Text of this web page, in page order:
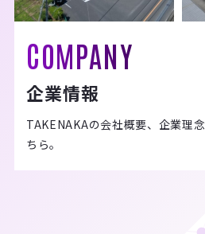
COMPANY
企業情報
TAKENAKAの会社概要、企業理
ちら。